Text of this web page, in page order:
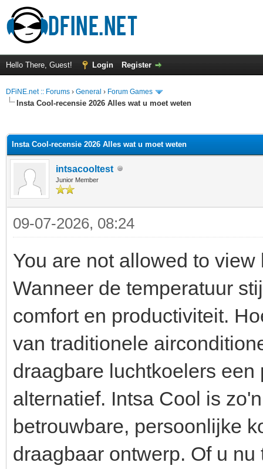
Hello There, Guest! Login Register
DFiNE.net :: Forums › General › Forum Games
Insta Cool-recensie 2026 Alles wat u moet weten
Insta Cool-recensie 2026 Alles wat u moet weten
intsacooltest
Junior Member
09-07-2026, 08:24
You are not allowed to
Wanneer de temperatuur
comfort en productiviteit.
van traditionele
draagbare luchtkoelers
alternatief. Intsa Cool is
betrouwbare, persoonlijke
draagbaar ontwerp. Of u